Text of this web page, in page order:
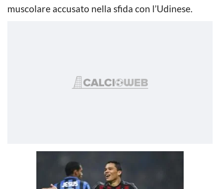
muscolare accusato nella sfida con l’Udinese.